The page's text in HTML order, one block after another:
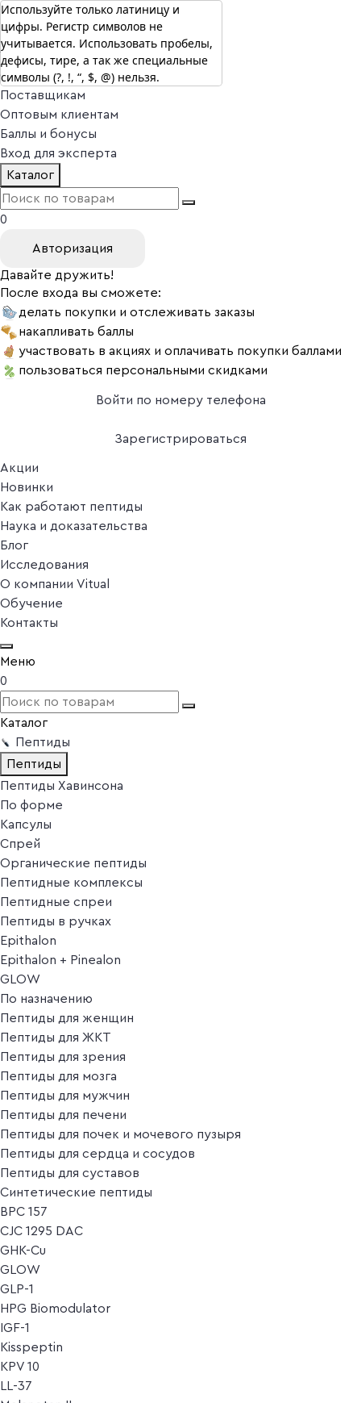
г. Москва
Vitual Peptide +7 (800) 101-13-25
Специалистам
Поставщикам
Оптовым клиентам
Баллы и бонусы
Вход для эксперта
Каталог
0
Авторизация
Давайте дружить!
После входа вы сможете:
делать покупки и отслеживать заказы
накапливать баллы
участвовать в акциях и оплачивать покупки баллами
пользоваться персональными скидками
Войти по номеру телефона
Зарегистрироваться
Акции
Новинки
Как работают пептиды
Наука и доказательства
Блог
Исследования
О компании Vitual
Обучение
Контакты
Меню
0
Каталог
Пептиды
Пептиды
Пептиды Хавинсона
По форме
Капсулы
Спрей
Органические пептиды
Пептидные комплексы
Пептидные спреи
Пептиды в ручках
Epithalon
Epithalon + Pinealon
GLOW
По назначению
Пептиды для женщин
Пептиды для ЖКТ
Пептиды для зрения
Пептиды для мозга
Пептиды для мужчин
Пептиды для печени
Пептиды для почек и мочевого пузыря
Пептиды для сердца и сосудов
Пептиды для суставов
Синтетические пептиды
BPC 157
CJC 1295 DAC
GHK-Cu
GLOW
GLP-1
HPG Biomodulator
IGF-1
Kisspeptin
KPV 10
LL-37
Используйте только латиницу и
цифры. Регистр символов не
учитывается. Использовать пробелы,
дефисы, тире, а так же специальные
символы (?, !, “, $, @) нельзя.